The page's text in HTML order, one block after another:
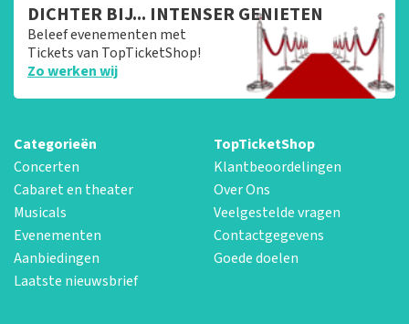
DICHTER BIJ... INTENSER GENIETEN
Beleef evenementen met
Tickets van TopTicketShop!
Zo werken wij
Categorieën
Concerten
Cabaret en theater
Musicals
Evenementen
Aanbiedingen
Laatste nieuwsbrief
TopTicketShop
Klantbeoordelingen
Over Ons
Veelgestelde vragen
Contactgegevens
Goede doelen